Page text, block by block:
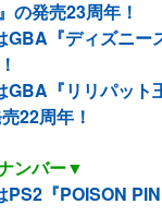
の発売23周年！
GBA『ディズニー
GBA『リリパッ
22周年！
ンバー▼
PS2『POISON